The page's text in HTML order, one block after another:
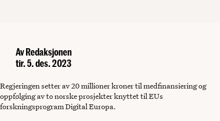
AvRedaksjonen
tir. 5. des. 2023
Regjeringen setter av 20 millioner kroner til medfinansiering og
oppfølging av to norske prosjekter knyttet til EUs
forskningsprogram Digital Europa.